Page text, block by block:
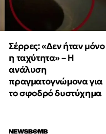
Σέρρες: «Δεν ήταν μόνο
η ταχύτητα» – Η
ανάλυση
πραγματογνώμονα για
το σφοδρό δυστύχημα